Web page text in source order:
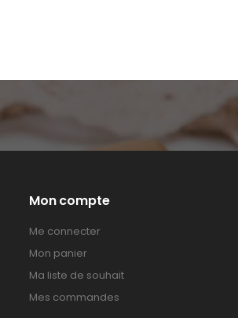
Mon compte
Me connecter
Mon panier
Ma liste de souhait
Mes commandes